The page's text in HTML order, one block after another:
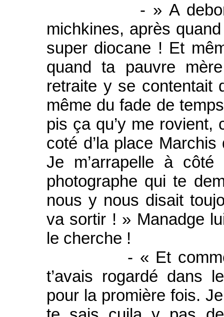
- » A debon,
michkines, après
super diocane ! Et
quand ta pauvre
retraite y se contentait
même du fade de
pis ça qu’y me rovient,
coté d’la place
Je m’arrapelle à côté
photographe qui te
nous y nous disait
va sortir ! » Manadge
le cherche !
- « Et comment
t’avais rogardé dans
pour la promière fois.